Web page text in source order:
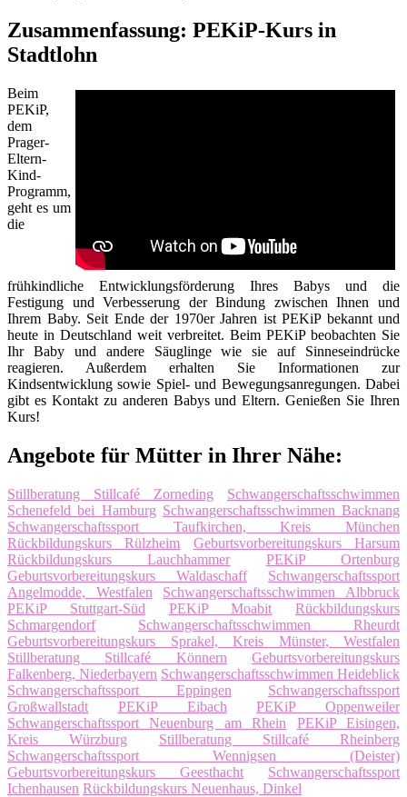
Zusammenfassung: PEKiP-Kurs in
Stadtlohn
Beim
PEKiP,
dem
Prager-
Eltern-
Kind-
Programm,
geht es um
die
frühkindliche Entwicklungsförderung Ihres Babys und die
Festigung und Verbesserung der Bindung zwischen Ihnen und
Ihrem Baby. Seit Ende der 1970er Jahren ist PEKiP bekannt und
heute in Deutschland weit verbreitet. Beim PEKiP beobachten Sie
Ihr Baby und andere Säuglinge wie sie auf Sinneseindrücke
reagieren. Außerdem erhalten Sie Informationen zur
Kindsentwicklung sowie Spiel- und Bewegungsanregungen. Dabei
gibt es Kontakt zu anderen Babys und Eltern. Genießen Sie Ihren
Kurs!
Angebote für Mütter in Ihrer Nähe:
Stillberatung Stillcafé Zorneding
Schwangerschaftsschwimmen
Schenefeld bei Hamburg Schwangerschaftsschwimmen Backnang
Schwangerschaftssport Taufkirchen, Kreis München
Rückbildungskurs Rülzheim
Geburtsvorbereitungskurs Harsum
Rückbildungskurs Lauchhammer
PEKiP Ortenburg
Geburtsvorbereitungskurs Waldaschaff
Schwangerschaftssport
Angelmodde, Westfalen
Schwangerschaftsschwimmen Albbruck
PEKiP Stuttgart-Süd
PEKiP Moabit
Rückbildungskurs
Schmargendorf
Schwangerschaftsschwimmen Rheurdt
Geburtsvorbereitungskurs Sprakel, Kreis Münster, Westfalen
Stillberatung Stillcafé Könnern
Geburtsvorbereitungskurs
Falkenberg, Niederbayern Schwangerschaftsschwimmen Heideblick
Schwangerschaftssport Eppingen
Schwangerschaftssport
Großwallstadt
PEKiP Eibach
PEKiP Oppenweiler
Schwangerschaftssport Neuenburg am Rhein
PEKiP Eisingen,
Kreis Würzburg
Stillberatung Stillcafé Rheinberg
Schwangerschaftssport Wennigsen (Deister)
Geburtsvorbereitungskurs Geesthacht
Schwangerschaftssport
Ichenhausen Rückbildungskurs Neuenhaus, Dinkel